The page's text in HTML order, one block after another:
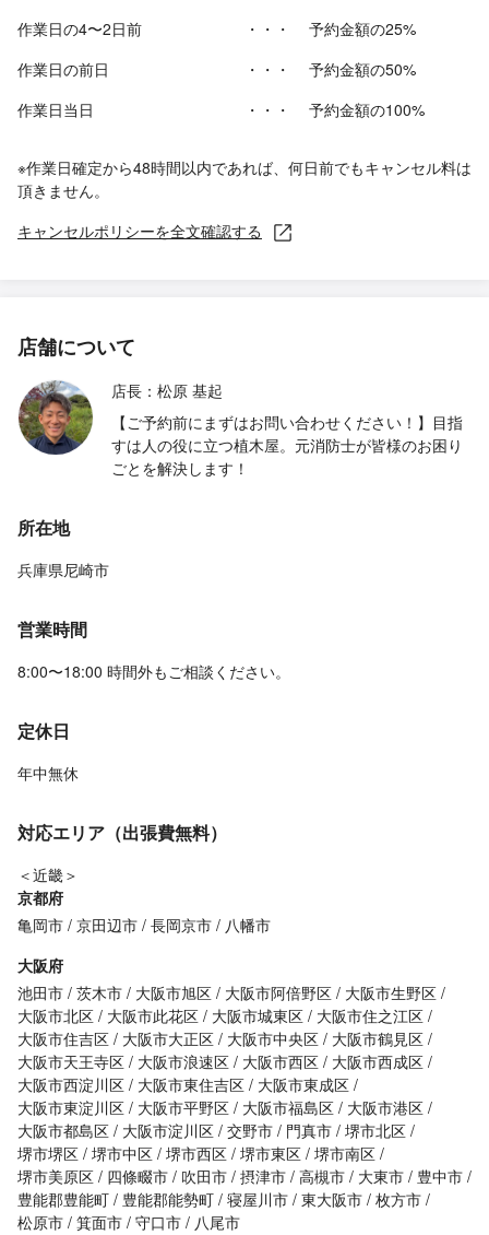
作業日の4〜2日前
・・・
予約金額の25%
作業日の前日
・・・
予約金額の50%
作業日当日
・・・ 予約金額の100%
※作業日確定から48時間以内であれば、何日前でもキャンセル料は
頂きません。
キャンセルポリシーを全文確認する
店舗について
店長：松原 基起
【ご予約前にまずはお問い合わせください！】目指
すは人の役に立つ植木屋。元消防士が皆様のお困り
ごとを解決します！
所在地
兵庫県尼崎市
営業時間
8:00〜18:00 時間外もご相談ください。
定休日
年中無休
対応エリア（出張費無料）
＜近畿＞
京都府
亀岡市 京田辺市 長岡京市
八幡市
大阪府
池田市 茨木市 大阪市旭区 大阪市阿倍野区
大阪市生野区
大阪市北区
大阪市此花区 大阪市城東区
大阪市住之江区
大阪市住吉区
大阪市大正区 大阪市中央区
大阪市鶴見区
大阪市天王寺区
大阪市浪速区 大阪市西区
大阪市西成区
大阪市西淀川区
大阪市東住吉区
大阪市東成区
大阪市東淀川区
大阪市平野区 大阪市福島区
大阪市港区
大阪市都島区
大阪市淀川区 交野市 門真市 堺市北区
堺市堺区 堺市中区 堺市西区 堺市東区 堺市南区
堺市美原区
四條畷市 吹田市 摂津市 高槻市 大東市
豊中市
豊能郡豊能町
豊能郡能勢町 寝屋川市 東大阪市 枚方市
松原市 箕面市 守口市
八尾市